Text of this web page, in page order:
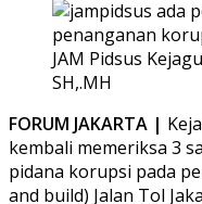
JAM Pidsus
SH,.MH
FORUM JAKARTA |
kembali memeriksa 3
pidana korupsi pada
and build) Jalan Tol